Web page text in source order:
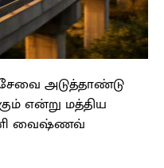
அடுத்தாண்டு
என்று மத்திய
வைஷ்ணவ்